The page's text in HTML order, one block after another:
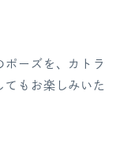
ポーズを、カトラ
てもお楽しみいた